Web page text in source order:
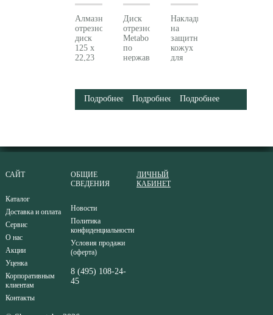
Алмазный
отрезной
диск
125 x
22,23
универсальный
«professional»
Подробнее
Диск
отрезной
Metabo
по
нержавеющей
мм)
616359000
Подробнее
Накладка
на
защитный
кожух
для
Metabo
630352000
Подробнее
САЙТ
Каталог
Доставка и оплата
Сервис
О нас
Акции
Уценка
Корпоративным
клиентам
Контакты
ОБЩИЕ
СВЕДЕНИЯ
Новости
Политика
конфиденциальности
Условия продажи
(оферта)
8 (495) 108-24-
45
ЛИЧНЫЙ
КАБИНЕТ